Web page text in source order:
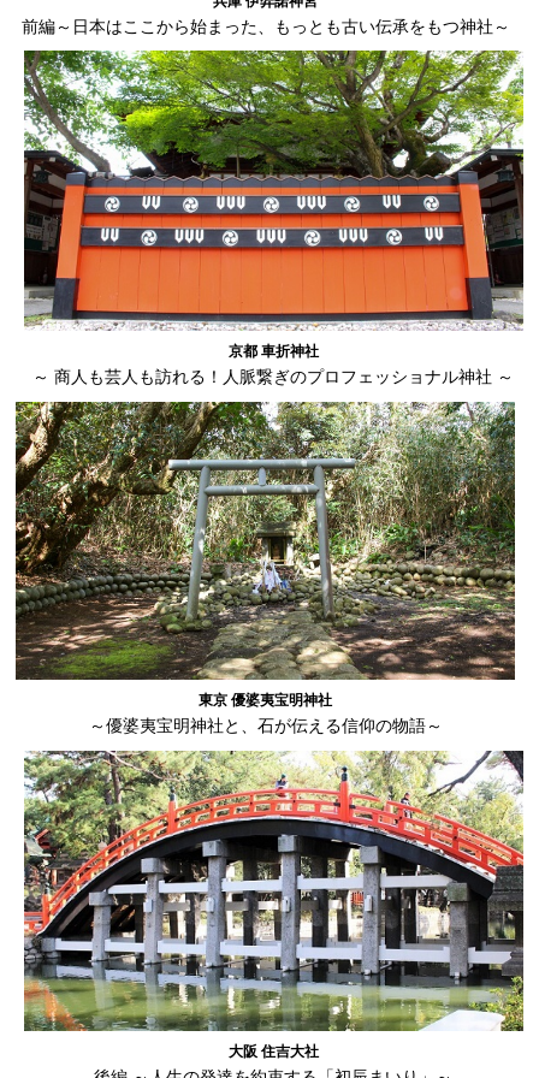
前編～日本はここから始まった、もっとも古い伝承をもつ神社～
京都 車折神社
～ 商人も芸人も訪れる！人脈繋ぎのプロフェッショナル神社 ～
東京 優婆夷宝明神社
～優婆夷宝明神社と、石が伝える信仰の物語～
大阪 住吉大社